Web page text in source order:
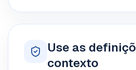
Use as
contexto